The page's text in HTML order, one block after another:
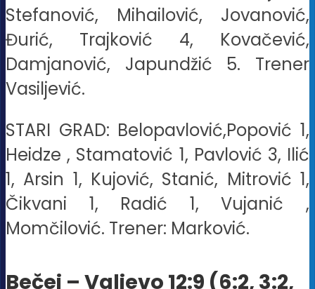
Stefanović, Mihailović, Jovanović,
Đurić, Trajković 4, Kovačević,
Damjanović, Japundžić 5. Trener
Vasiljević.
STARI GRAD: Belopavlović,Popović 1,
Heidze , Stamatović 1, Pavlović 3, Ilić
1, Arsin 1, Kujović, Stanić, Mitrović 1,
Čikvani 1, Radić 1, Vujanić ,
Momčilović. Trener: Marković.
Bečej – Valjevo 12:9 (6:2, 3:2,